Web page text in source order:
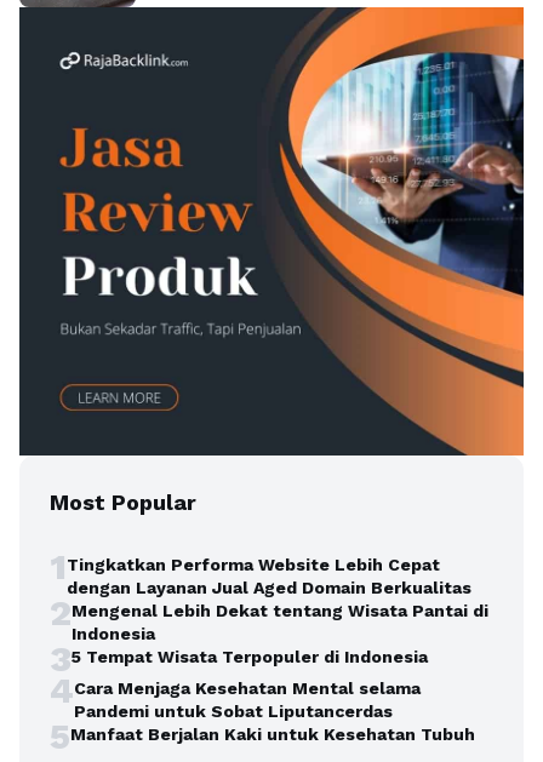
Most Popular
1Tingkatkan Performa Website Lebih Cepat
dengan Layanan Jual Aged Domain Berkualitas
2Mengenal Lebih Dekat tentang Wisata Pantai di
Indonesia
35 Tempat Wisata Terpopuler di Indonesia
4Cara Menjaga Kesehatan Mental selama
Pandemi untuk Sobat Liputancerdas
5Manfaat Berjalan Kaki untuk Kesehatan Tubuh